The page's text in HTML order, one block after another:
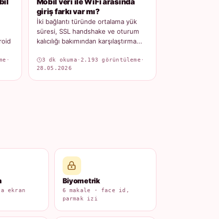
·
giriş farkı var mı?
İki bağlantı türünde ortalama yük
süresi, SSL handshake ve oturum
kalıcılığı bakımından karşılaştırma...
3 dk okuma ·2.193 görüntüleme ·
28.05.2026
ekran
Biyometrik
6 makale · face id,
parmak izi